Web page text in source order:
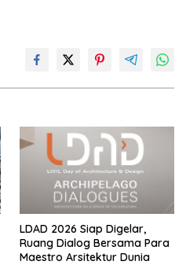
LDAD 2026 Siap Digelar,
Ruang Dialog Bersama Para
Maestro Arsitektur Dunia